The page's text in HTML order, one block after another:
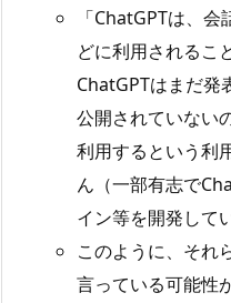
「ChatGPTは、
どに利用されるこ
ChatGPTはまだ発
公開されていない
利用するという利
ん（一部有志で
イン等を開発して
このように、それ
言っている可能性